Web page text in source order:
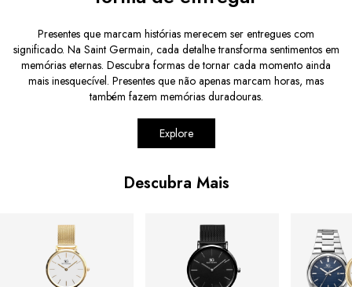
Presentes que marcam histórias merecem ser entregues com
significado. Na Saint Germain, cada detalhe transforma sentimentos em
memórias eternas. Descubra formas de tornar cada momento ainda
mais inesquecível. Presentes que não apenas marcam horas, mas
também fazem memórias duradouras.
Explore
Descubra Mais